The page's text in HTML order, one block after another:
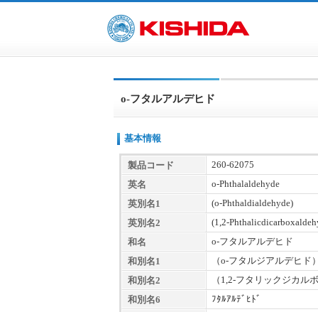
o-フタルアルデヒド
基本情報
製品コード
260-62075
英名
o-Phthalaldehyde
英別名1
(o-Phthaldialdehyde)
英別名2
(1,2-
和名
o-フタルアルデヒド
和別名1
（o-フタルジアルデヒド
和別名2
（1,2-フタリックジカル
和別名6
ﾌﾀﾙｱﾙﾃﾞﾋﾄﾞ